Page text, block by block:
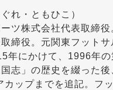
れ・ともひこ）
ツ株式会社代表取締
締役。元関東フット
年にかけて、1996年
志」の歴史を綴った
カップまでを追記。フ